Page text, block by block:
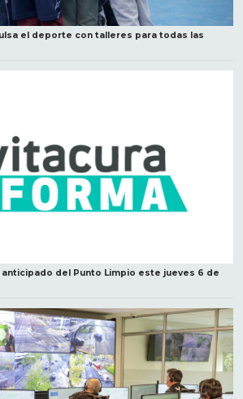
el deporte con talleres para todas las
del Punto Limpio este jueves 6 de